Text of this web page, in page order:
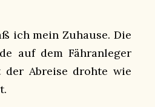
ich mein Zuhause. Die
auf dem Fähranleger
der Abreise drohte wie